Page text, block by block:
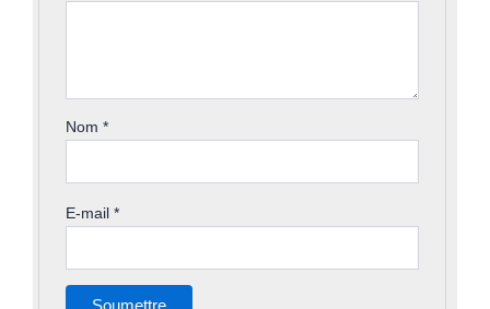
Nom*
E-mail*